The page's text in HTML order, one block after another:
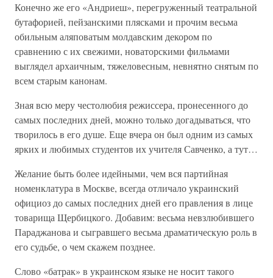
Конечно же его «Андриеш», перегруженный театральной
бутафорией, пейзанскими плясками и прочим весьма
обильным аляповатым молдавским декором по
сравнению с их свежими, новаторскими фильмами
выглядел архаичным, тяжеловесным, невнятно снятым по
всем старым канонам.
Зная всю меру честолюбия режиссера, пронесенного до
самых последних дней, можно только догадываться, что
творилось в его душе. Еще вчера он был одним из самых
ярких и любимых студентов их учителя Савченко, а тут…
Желание быть более идейными, чем вся партийная
номенклатура в Москве, всегда отличало украинский
официоз до самых последних дней его правления в лице
товарища Щербицкого. Добавим: весьма невзлюбившего
Параджанова и сыгравшего весьма драматическую роль в
его судьбе, о чем скажем позднее.
Слово «батрак» в украинском языке не носит такого